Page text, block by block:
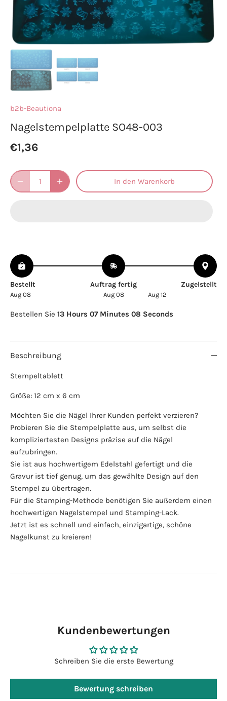
b2b-Beautiona
Nagelstempelplatte SO48-003
€1,36
In den Warenkorb
Bestellt
Aug 08
Auftrag fertig
Aug 08
Zugelstellt
Aug 12
Bestellen Sie 13 Hours 07 Minutes 08 Seconds
Beschreibung
Stempeltablett
Größe: 12 cm x 6 cm
Möchten Sie die Nägel Ihrer Kunden perfekt verzieren?
Probieren Sie die Stempelplatte aus, um selbst die
kompliziertesten Designs präzise auf die Nägel
aufzubringen.
Sie ist aus hochwertigem Edelstahl gefertigt und die
Gravur ist tief genug, um das gewählte Design auf den
Stempel zu übertragen.
Für die Stamping-Methode benötigen Sie außerdem einen
hochwertigen Nagelstempel und Stamping-Lack.
Jetzt ist es schnell und einfach, einzigartige, schöne
Nagelkunst zu kreieren!
Kundenbewertungen
Schreiben Sie die erste Bewertung
Bewertung schreiben